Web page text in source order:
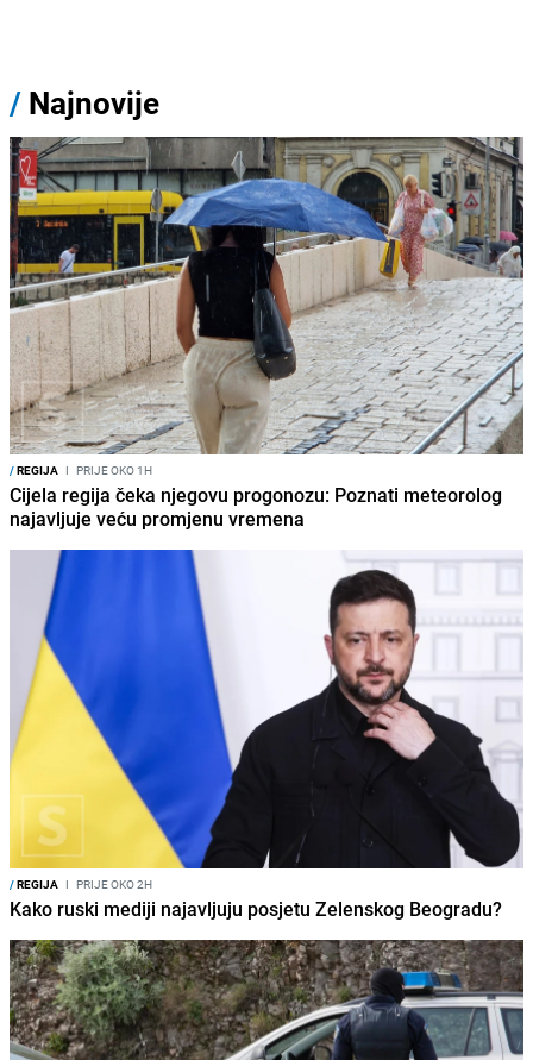
/ Najnovije
/REGIJA I PRIJE OKO 1H
Cijela regija čeka njegovu progonozu: Poznati meteorolog
najavljuje veću promjenu vremena
/REGIJA I PRIJE OKO 2H
Kako ruski mediji najavljuju posjetu Zelenskog Beogradu?